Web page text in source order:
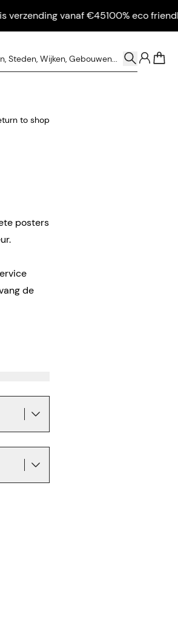
vanaf €45100% eco friendly -
to shop
posters
de